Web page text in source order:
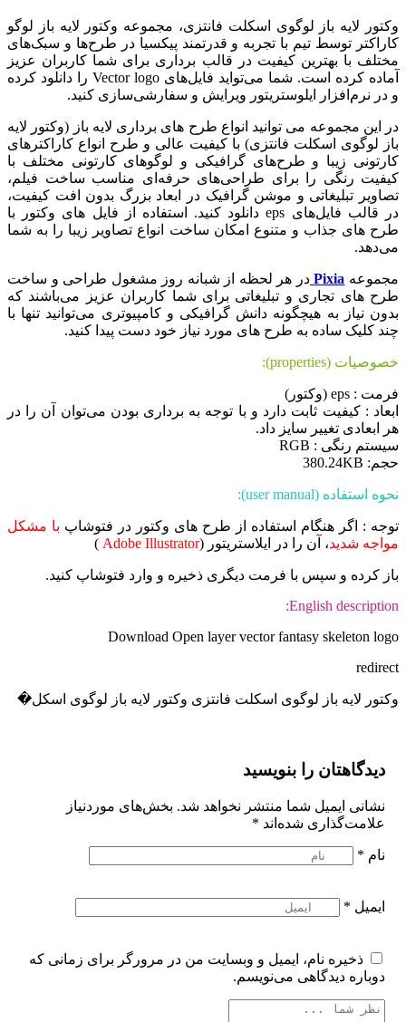
وکتور لایه باز لوگوی اسکلت فانتزی، مجموعه وکتور لایه باز لوگو
کاراکتر توسط تیم با تجربه و قدرتمند پیکسیا در طرح‌ها و سبک‌های
مختلف با بهترین کیفیت در قالب برداری برای شما کاربران عزیز
آماده کرده است. شما می‌تواید فایل‌های Vector logo را دانلود کرده
و در نرم‌افزار ایلوستریتور ویرایش و سفارشی‌سازی کنید.
در این مجموعه می توانید انواع طرح های برداری لایه باز (وکتور لایه
باز لوگوی اسکلت فانتزی) با کیفیت عالی و طرح انواع کاراکترهای
کارتونی زیبا و طرح‌های گرافیکی و لوگوهای کارتونی مختلف با
کیفیت رنگی را برای طراحی‌های حرفه‌ای مناسب ساخت فیلم،
تصاویر تبلیغاتی و موشن گرافیک در ابعاد بزرگ بدون افت کیفیت،
در قالب فایل‌های eps دانلود کنید. استفاده از فایل های وکتور با
طرح های جذاب و متنوع امکان ساخت انواع تصاویر زیبا را به شما
می‌دهد.
مجموعه Pixia در هر لحظه از شبانه روز مشغول طراحی و ساخت
طرح های تجاری و تبلیغاتی برای شما کاربران عزیز می‌باشند که
بدون نیاز به هیچگونه دانش گرافیکی و کامپیوتری می‌توانید تنها با
چند کلیک ساده به طرح های مورد نیاز خود دست پیدا کنید.
خصوصیات (properties):
فرمت : eps (وکتور)
ابعاد : کیفیت ثابت دارد و با توجه به برداری بودن می‌توان آن را در
هر ابعادی تغییر سایز داد.
سیستم رنگی : RGB
حجم: 380.24KB
نحوه استفاده (user manual):
توجه : اگر هنگام استفاده از طرح های وکتور در فتوشاپ با مشکل
مواجه شدید، آن را در ایلاستریتور (Adobe Illustrator
)
باز کرده و سپس با فرمت دیگری ذخیره و وارد فتوشاپ کنید.
English description:
Download Open layer vector fantasy skeleton logo
redirect
وکتور لایه باز لوگوی اسکلت فانتزی وکتور لایه باز لوگوی اسکل�
دیدگاهتان را بنویسید
نشانی ایمیل شما منتشر نخواهد شد. بخش‌های موردنیاز
علامت‌گذاری شده‌اند *
نام *
ایمیل *
ذخیره نام، ایمیل و وبسایت من در مرورگر برای زمانی که
دوباره دیدگاهی می‌نویسم.